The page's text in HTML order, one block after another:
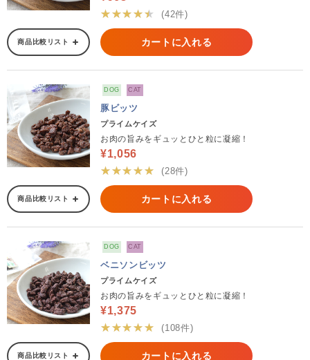
★★★★★
(42件)
商品比較リスト カートに入れる
DOG CAT
豚ビッツ
プライムケイズ
お肉の旨みをギュッとひと粒に凝縮！
¥1,056
★★★★★
(28件)
商品比較リスト カートに入れる
DOG CAT
ベニソンビッツ
プライムケイズ
お肉の旨みをギュッとひと粒に凝縮！
¥1,375
★★★★★
(108件)
商品比較リスト カートに入れる